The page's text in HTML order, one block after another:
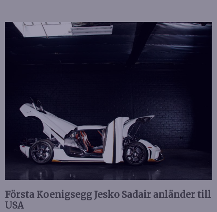
Första Koenigsegg Jesko Sadair anländer till
USA